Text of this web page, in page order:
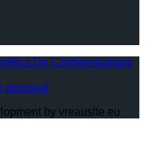
De Confidențialitate
personal
by vreausite.eu